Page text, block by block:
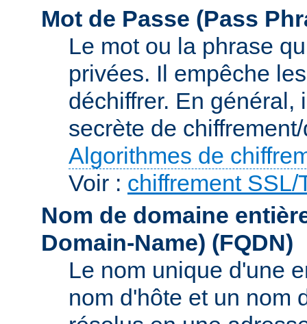
Mot de Passe (Pass
Le mot ou la phrase
privées. Il empêche
déchiffrer. En général,
secrète de
Algorithmes de
Voir : chiffrement SSL/
Nom de domaine
Domain-Name) (FQDN)
Le nom unique d'une
nom d'hôte et un nom